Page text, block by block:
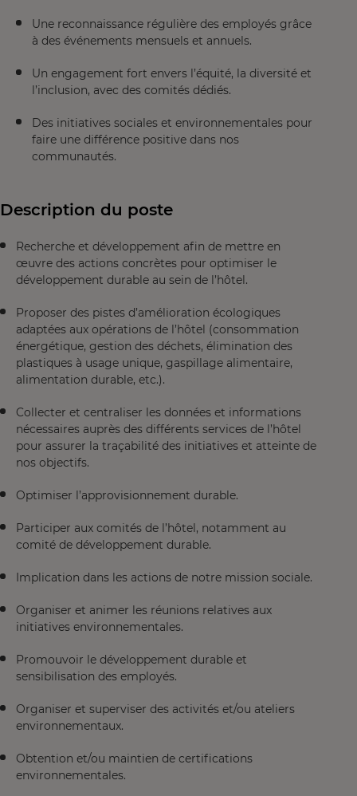
Une reconnaissance régulière des employés grâce
à des événements mensuels et annuels.
Un engagement fort envers l’équité, la diversité et
l’inclusion, avec des comités dédiés.
Des initiatives sociales et environnementales pour
faire une différence positive dans nos
communautés.
Description du poste
Recherche et développement afin de mettre en
œuvre des actions concrètes pour optimiser le
développement durable au sein de l’hôtel.
Proposer des pistes d’amélioration écologiques
adaptées aux opérations de l’hôtel (consommation
énergétique, gestion des déchets, élimination des
plastiques à usage unique, gaspillage alimentaire,
alimentation durable, etc.).
Collecter et centraliser les données et informations
nécessaires auprès des différents services de l’hôtel
pour assurer la traçabilité des initiatives et atteinte de
nos objectifs.
Optimiser l’approvisionnement durable.
Participer aux comités de l’hôtel, notamment au
comité de développement durable.
Implication dans les actions de notre mission sociale.
Organiser et animer les réunions relatives aux
initiatives environnementales.
Promouvoir le développement durable et
sensibilisation des employés.
Organiser et superviser des activités et/ou ateliers
environnementaux.
Obtention et/ou maintien de certifications
environnementales.